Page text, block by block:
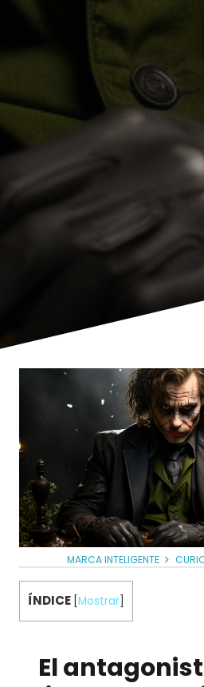
MARCA INTELIGENTE
ÍNDICE Mostrar
El